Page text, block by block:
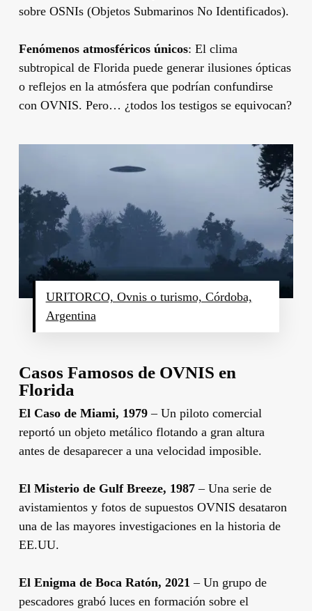
sobre OSNIs (Objetos Submarinos No Identificados).
Fenómenos atmosféricos únicos: El clima
subtropical de Florida puede generar ilusiones ópticas
o reflejos en la atmósfera que podrían confundirse
con OVNIS. Pero… ¿todos los testigos se equivocan?
URITORCO, Ovnis o turismo, Córdoba,
Argentina
Casos Famosos de OVNIS en
Florida
El Caso de Miami, 1979– Un piloto comercial
reportó un objeto metálico flotando a gran altura
antes de desaparecer a una velocidad imposible.
El Misterio de Gulf Breeze, 1987– Una serie de
avistamientos y fotos de supuestos OVNIS desataron
una de las mayores investigaciones en la historia de
EE.UU.
El Enigma de Boca Ratón, 2021 – Un grupo de
pescadores grabó luces en formación sobre el